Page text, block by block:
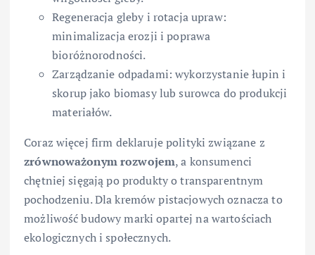
Regeneracja gleby i rotacja upraw:
minimalizacja erozji i poprawa
bioróżnorodności.
Zarządzanie odpadami: wykorzystanie łupin i
skorup jako biomasy lub surowca do produkcji
materiałów.
Coraz więcej firm deklaruje polityki związane z
zrównoważonym rozwojem, a konsumenci
chętniej sięgają po produkty o transparentnym
pochodzeniu. Dla kremów pistacjowych oznacza to
możliwość budowy marki opartej na wartościach
ekologicznych i społecznych.